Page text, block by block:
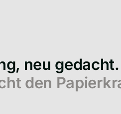
neu gedacht.
den